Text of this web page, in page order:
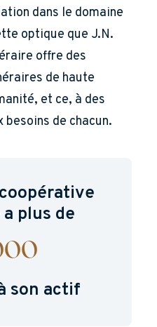
dans le domaine
optique que J.N.
offre des
de haute
et ce, à des
de chacun.
plus de
son actif